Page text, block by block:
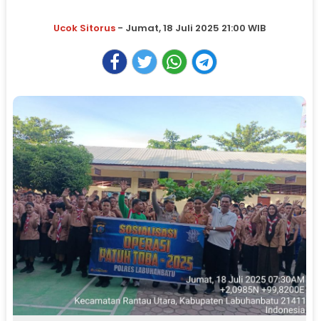
Ucok Sitorus- Jumat, 18 Juli 2025 21:00 WIB